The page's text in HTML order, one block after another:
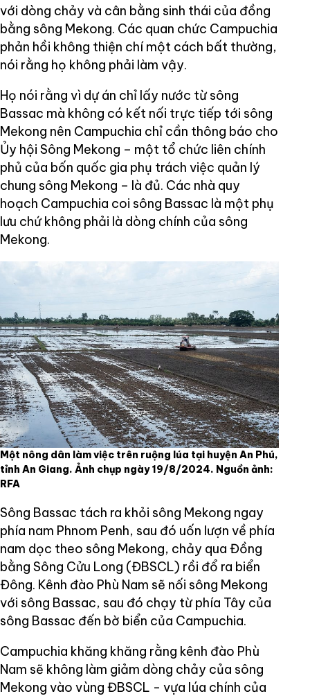
với dòng chảy và cân bằng sinh thái của đồng
bằng sông Mekong. Các quan chức Campuchia
phản hồi không thiện chí một cách bất thường,
nói rằng họ không phải làm vậy.
Họ nói rằng vì dự án chỉ lấy nước từ sông
Bassac mà không có kết nối trực tiếp tới sông
Mekong nên Campuchia chỉ cần thông báo cho
Ủy hội Sông Mekong – một tổ chức liên chính
phủ của bốn quốc gia phụ trách việc quản lý
chung sông Mekong – là đủ. Các nhà quy
hoạch Campuchia coi sông Bassac là một phụ
lưu chứ không phải là dòng chính của sông
Mekong.
Một nông dân làm việc trên ruộng lúa tại huyện An Phú,
tỉnh An Giang. Ảnh chụp ngày 19/8/2024. Nguồn ảnh:
RFA
Sông Bassac tách ra khỏi sông Mekong ngay
phía nam Phnom Penh, sau đó uốn lượn về phía
nam dọc theo sông Mekong, chảy qua Đồng
bằng Sông Cửu Long (ĐBSCL) rồi đổ ra biển
Đông. Kênh đào Phù Nam sẽ nối sông Mekong
với sông Bassac, sau đó chạy từ phía Tây của
sông Bassac đến bờ biển của Campuchia.
Campuchia khăng khăng rằng kênh đào Phù
Nam sẽ không làm giảm dòng chảy của sông
Mekong vào vùng ĐBSCL - vựa lúa chính của